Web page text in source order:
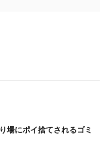
場にポイ捨てされるゴミ